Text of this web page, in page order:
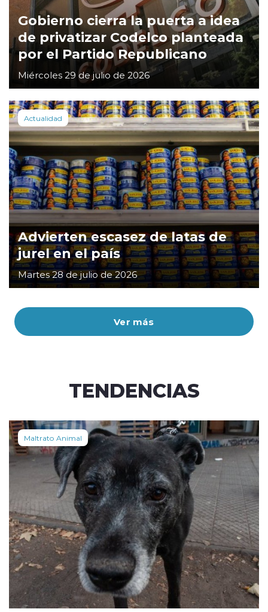
Ver más
Gobierno cierra la puerta a idea
de privatizar Codelco planteada
por el Partido Republicano
Miércoles 29 de julio de 2026
Actualidad
Advierten escasez de latas de
jurel en el país
Martes 28 de julio de 2026
TENDENCIAS
Maltrato Animal